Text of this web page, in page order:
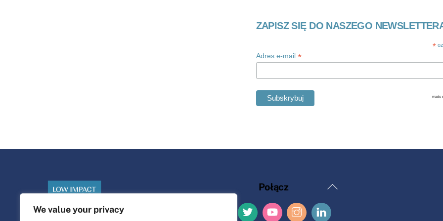
We value your privacy
ZAPISZ SIĘ DO NASZEGO
*
Adres e-mail *
Powrót
Połącz